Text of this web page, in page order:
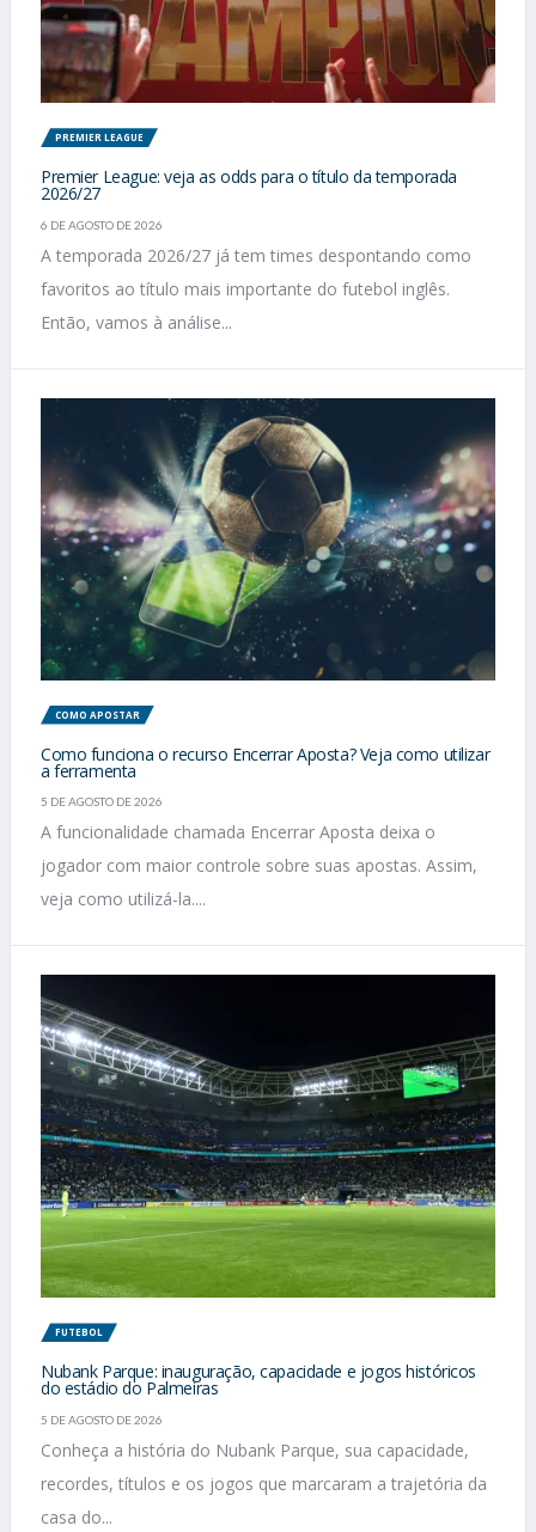
PREMIER LEAGUE
Premier League: veja as odds para o título da temporada
2026/27
6 DE AGOSTO DE 2026
A temporada 2026/27 já tem times despontando como
favoritos ao título mais importante do futebol inglês.
Então, vamos à análise...
COMO APOSTAR
Como funciona o recurso Encerrar Aposta? Veja como utilizar
a ferramenta
5 DE AGOSTO DE 2026
A funcionalidade chamada Encerrar Aposta deixa o
jogador com maior controle sobre suas apostas. Assim,
veja como utilizá-la....
FUTEBOL
Nubank Parque: inauguração, capacidade e jogos históricos
do estádio do Palmeiras
5 DE AGOSTO DE 2026
Conheça a história do Nubank Parque, sua capacidade,
recordes, títulos e os jogos que marcaram a trajetória da
casa do...